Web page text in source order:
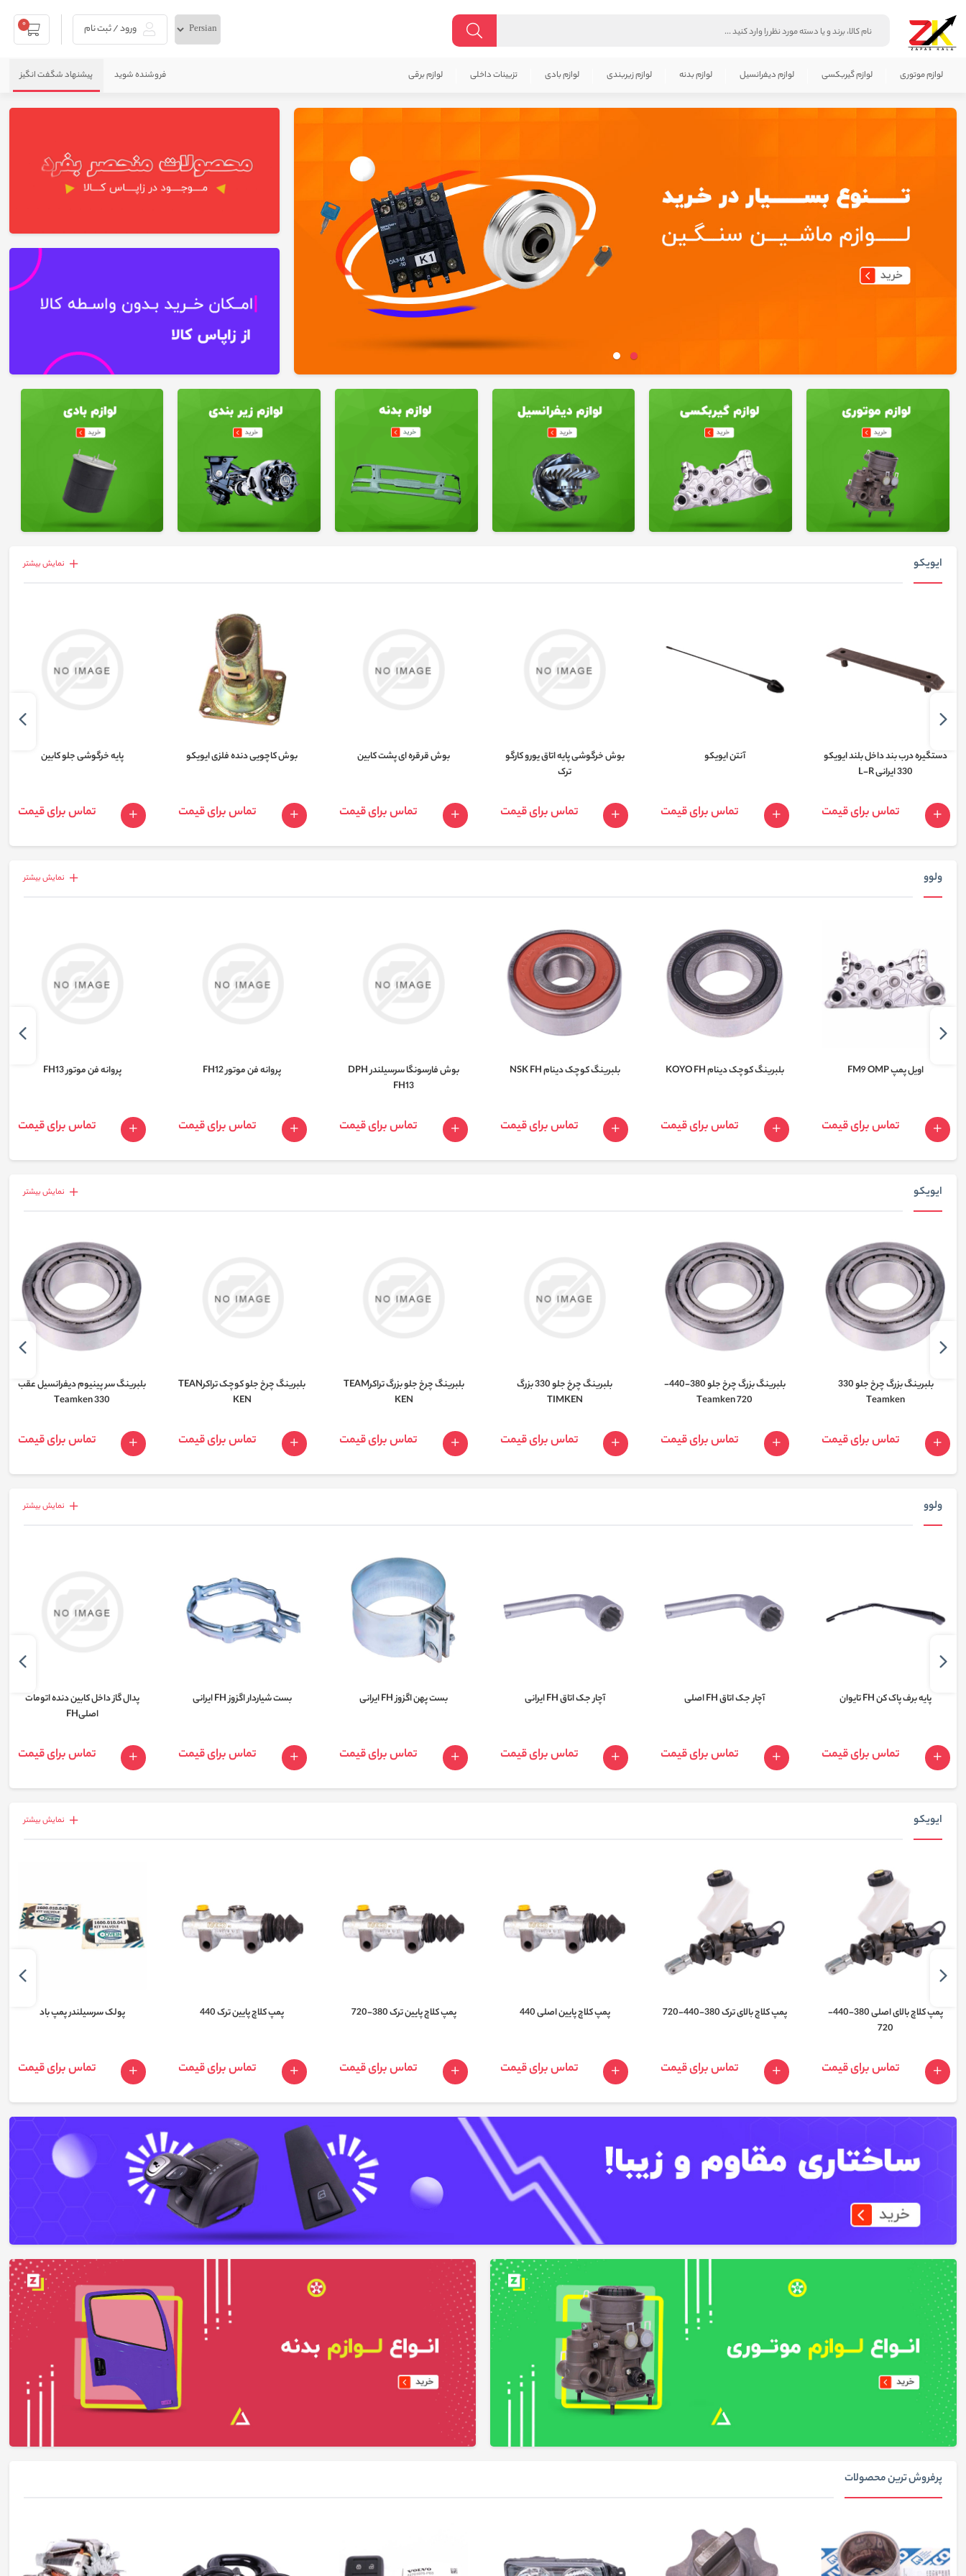
ورود / ثبت نام 0
لوازم موتوری لوازم گیربکسی لوازم دیفرانسیل لوازم بدنه لوازم زیربندی لوازم بادی تزیینات داخلی لوازم برقی فروشنده شوید پیشنهاد شگفت انگیز
ایویکو نمايش بيشتر
دستگیره درب بند داخل بلند ایویکو
330 ایرانی L-R
تماس برای قیمت
آنتن ایویکو
تماس برای قیمت
بوش خرگوشی پایه اتاق یورو کارگو
ترک
تماس برای قیمت
بوش قرقره ای پشت کابین
تماس برای قیمت
بوش کاچویی دنده فلزی ایویکو
تماس برای قیمت
پایه خرگوشی جلو کابین
تماس برای قیمت
ولوو نمايش بيشتر
اویل پمپ FM9 OMP
تماس برای قیمت
بلبرینگ کوچک دینام KOYO FH
تماس برای قیمت
بلبرینگ کوچک دینام NSK FH
تماس برای قیمت
بوش فارسونگا سرسیلندر DPH
FH13
تماس برای قیمت
پروانه فن موتور FH12
تماس برای قیمت
پروانه فن موتور FH13
تماس برای قیمت
ایویکو نمايش بيشتر
بلبرینگ بزرگ چرخ جلو 330
Teamken
تماس برای قیمت
بلبرینگ بزرگ چرخ جلو 380-440-
720 Teamken
تماس برای قیمت
بلبرینگ چرخ جلو 330 بزرگ
TIMKEN
تماس برای قیمت
بلبرینگ چرخ جلو بزرگ تراکرTEAM
KEN
تماس برای قیمت
بلبرینگ چرخ جلو کوچک تراکرTEAN
KEN
تماس برای قیمت
بلبرینگ سر پینیوم دیفرانسیل عقب
330 Teamken
تماس برای قیمت
ولوو نمايش بيشتر
پایه برف پاک کن FH تایوان
تماس برای قیمت
آچار جک اتاق FH اصلی
تماس برای قیمت
آچار جک اتاق FH ایرانی
تماس برای قیمت
بست پهن اگزوز FH ایرانی
تماس برای قیمت
بست شیاردار اگزوز FH ایرانی
تماس برای قیمت
پدال گاز داخل کابین دنده اتومات
اصلیFH
تماس برای قیمت
ایویکو نمايش بيشتر
پمپ کلاچ بالای اصلی 380-440-
720
تماس برای قیمت
پمپ کلاچ بالای ترک 380-440-720
تماس برای قیمت
پمپ کلاچ پایین اصلی 440
تماس برای قیمت
پمپ کلاچ پایین ترک 380-720
تماس برای قیمت
پمپ کلاچ پایین ترک 440
تماس برای قیمت
پولک سرسیلندر پمپ باد
تماس برای قیمت
پرفروش ترین محصولات